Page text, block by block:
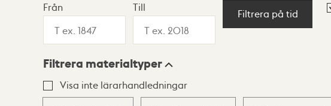
Visningsläge
Lista Karta
Från Till
Filtrera på tid
Filtrera materialtyper
Visa inte lärarhandledningar